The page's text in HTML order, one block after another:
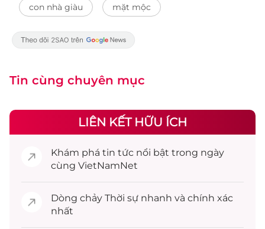
con nhà giàu mặt mộc
Tin cùng chuyên mục
LIÊN KẾT HỮU ÍCH
Khám phá tin tức nổi bật trong ngày
cùng VietNamNet
Dòng chảy Thời sự nhanh và chính xác
nhất